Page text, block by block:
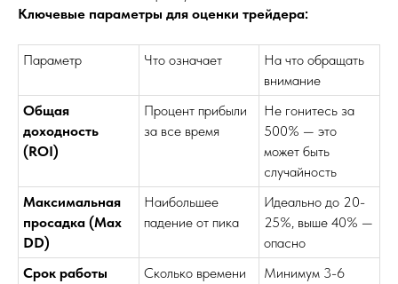
Ключевые параметры для оценки трейдера:
Параметр Что означает
На что обращать
внимание
Общая
доходность
(ROI)
Процент прибыли
за все время
Не гонитесь за
500% — это
может быть
случайность
Максимальная
просадка (Max
DD)
Наибольшее
падение от пика
Идеально до 20-
25%, выше 40% —
опасно
Срок работы
Сколько времени
Минимум 3-6